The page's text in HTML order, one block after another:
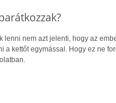
lenni nem azt jelenti, hogy az
a kettőt egymással. Hogy ez ne